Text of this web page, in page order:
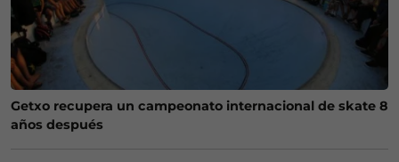
Getxo recupera un campeonato internacional de skate 8
años después